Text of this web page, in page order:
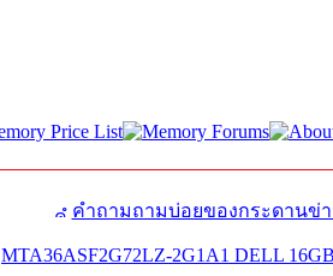
คำถามถามบ่อยของกระดานข่
MTA36ASF2G72LZ-2G1A1 DELL